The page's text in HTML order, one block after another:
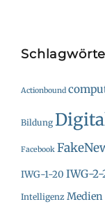
Actionbound
Bildung
Facebook
IWG-1-20 IWG-2-
Intelligenz Medien